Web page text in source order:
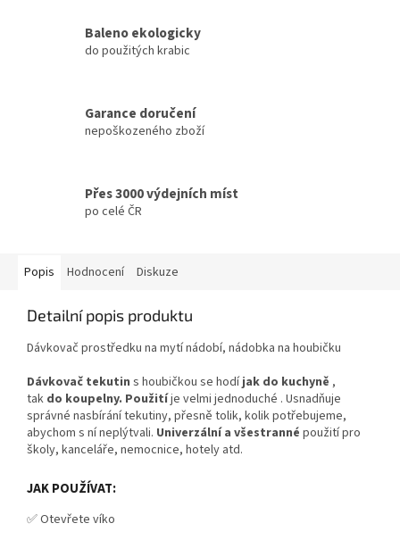
Baleno ekologicky
do použitých krabic
Garance doručení
nepoškozeného zboží
Přes 3000 výdejních míst
po celé ČR
Popis Hodnocení Diskuze
Detailní popis produktu
Dávkovač prostředku na mytí nádobí, nádobka na houbičku
Dávkovač tekutin s houbičkou se hodíjak do kuchyně ,
tak do koupelny. Použitíje velmi jednoduché . Usnadňuje
správné nasbírání tekutiny, přesně tolik, kolik potřebujeme,
abychom s ní neplýtvali. Univerzální a všestranné použití pro
školy, kanceláře, nemocnice, hotely atd.
JAK POUŽÍVAT:
✅ Otevřete víko